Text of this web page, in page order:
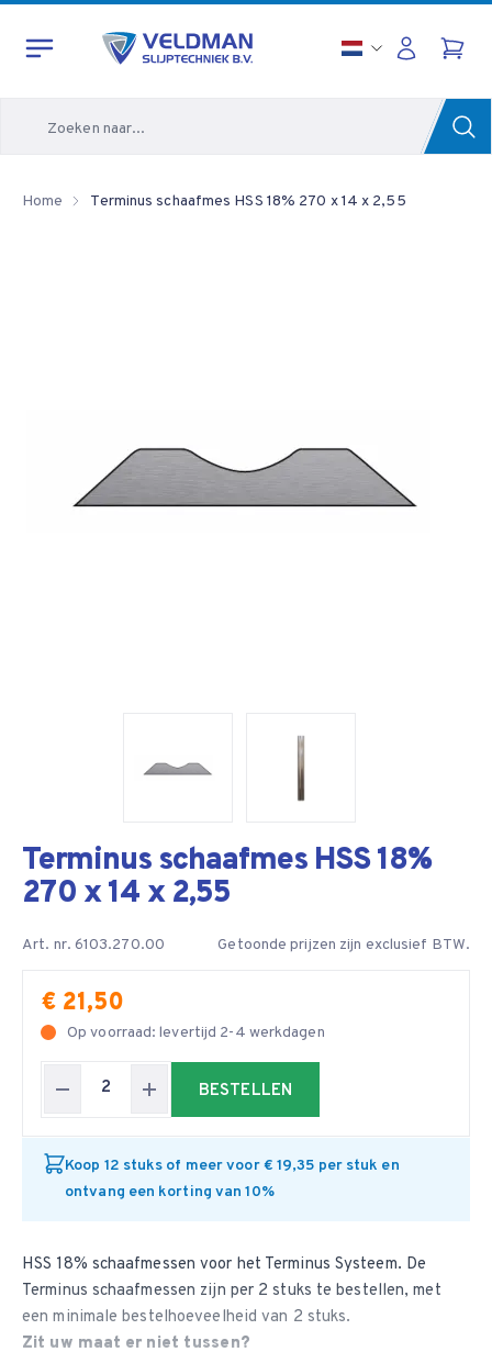
Home Terminus schaafmes HSS 18% 270 x 14 x 2,55
Terminus schaafmes HSS 18%
270 x 14 x 2,55
Art. nr. 6103.270.00 Getoonde prijzen zijn exclusief BTW.
€ 21,50
Op voorraad: levertijd 2-4 werkdagen
BESTELLEN
Koop 12 stuks of meer voor € 19,35 per stuk en
ontvang een korting van 10%
HSS 18% schaafmessen voor het Terminus Systeem. De
Terminus schaafmessen zijn per 2 stuks te bestellen, met
een minimale bestelhoeveelheid van 2 stuks.
Zit uw maat er niet tussen?